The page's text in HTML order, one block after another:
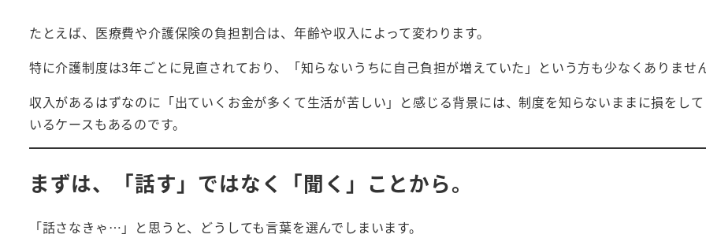
たとえば、医療費や介護保険の負担割合は、年齢や収入によって変わります。
特に介護制度は3年ごとに見直されており、「知らないうちに自己負担が増えていた」という方も少なくありませ
収入があるはずなのに「出ていくお金が多くて生活が苦しい」と感じる背景には、制度を知らないままに損をし
いるケースもあるのです。
まずは、「話す」ではなく「聞く」ことから。
「話さなきゃ…」と思うと、どうしても言葉を選んでしまいます。